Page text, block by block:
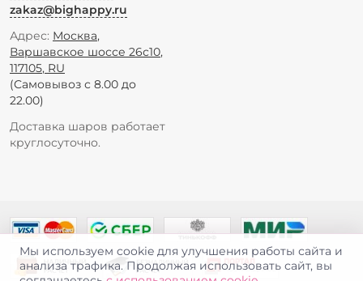
zakaz@bighappy.ru
Адрес: Москва,
Варшавское шоссе 26с10,
117105, RU
(Самовывоз с 8.00 до
22.00)
Доставка шаров работает
круглосуточно.
Мы используем cookie для улучшения работы сайта и
анализа трафика. Продолжая использовать сайт, вы